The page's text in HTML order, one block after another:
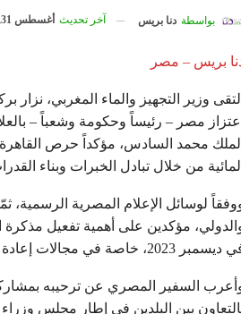
بواسطة دنا بريس آخر تحديث أغسطس 31, 2025
بريس – مصر
وزير التجهيز والماء المغربي،
مصر – رئيساً وحكومة وشعباً –
محمد السادس، مؤكداً حرص القاهرة
من خلال تبادل الخبرات وبناء
لوسائل الإعلام المصرية الرسمية،
مؤكدين على أهمية تفعيل مذكرة
خاصة في مجالات إعادة استخدام المياه، والتدريب، والبحث العلمي لمواجهة التحديات المناخية والبيئية.